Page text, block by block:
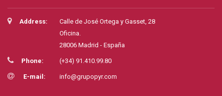
Address:
Calle de José Ortega y Gasset, 28
Oficina.
28006 Madrid - España
Phone: (+34) 91.410.99.80
E-mail: info@grupopyr.com